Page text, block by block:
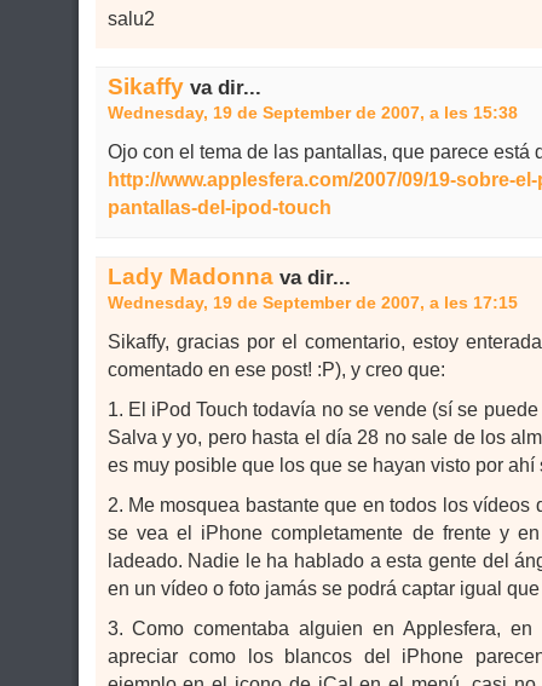
salu2
Sikaffyva dir...
Wednesday, 19 de September de 2007, a les 15:38
Ojo con el tema de las pantallas, que parece está
http://www.applesfera.com/2007/09/19-sobre-
pantallas-del-ipod-touch
Lady Madonnava dir...
Wednesday, 19 de September de 2007, a les 17:15
Sikaffy, gracias por el comentario, estoy
comentado en ese post! :P), y creo que:
1. El iPod Touch todavía no se vende (sí se
Salva y yo, pero hasta el día 28 no sale de los
es muy posible que los que se hayan visto por ahí
2. Me mosquea bastante que en todos los vídeos
se vea el iPhone completamente de frente y
ladeado. Nadie le ha hablado a esta gente del
en un vídeo o foto jamás se podrá captar igual
3. Como comentaba alguien en Applesfera,
apreciar como los blancos del iPhone